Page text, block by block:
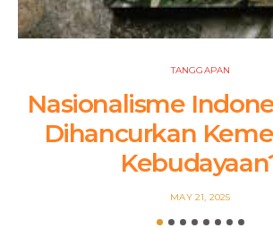
TANGGAPAN
Nasionalisme
Dihancurkan
POSTED
MAY 21, 2025